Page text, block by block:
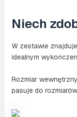
Niech
W zestawie
idealnym
Rozmiar
pasuje do